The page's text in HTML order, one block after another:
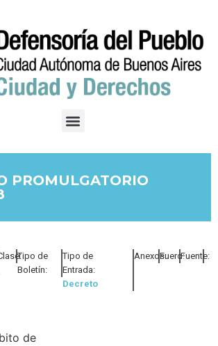
PROMULGATORIO
Tipo de
Boletín:
Tipo de
Entrada:
Decreto
Anexos:Fuero:Fuente:
de